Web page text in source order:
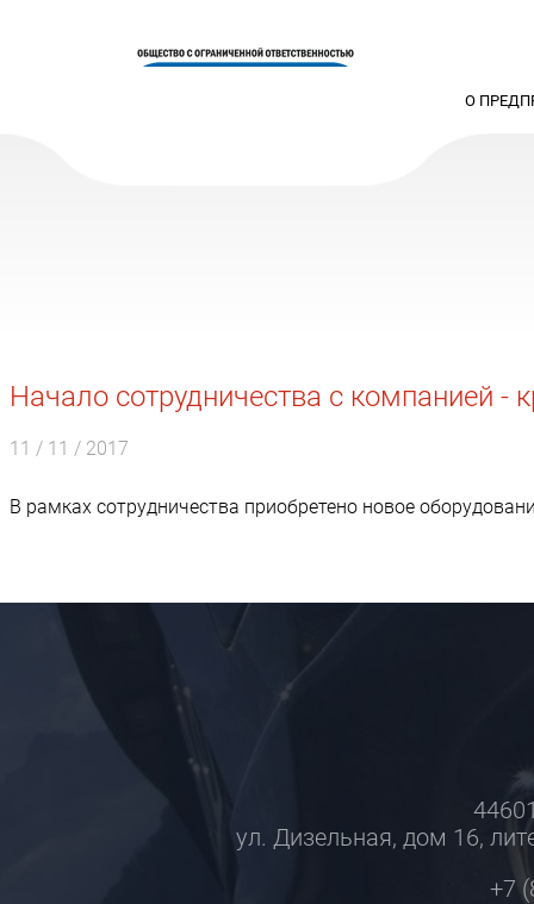
О
Начало сотрудничества с компанией
11 / 11 / 2017
В рамках сотрудничества приобретено новое
ул. Дизельная, дом 16,
+7